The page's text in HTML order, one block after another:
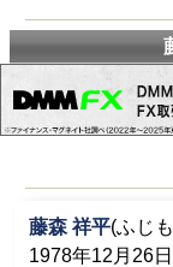
藤森 祥平(ふじ
1978年12月26